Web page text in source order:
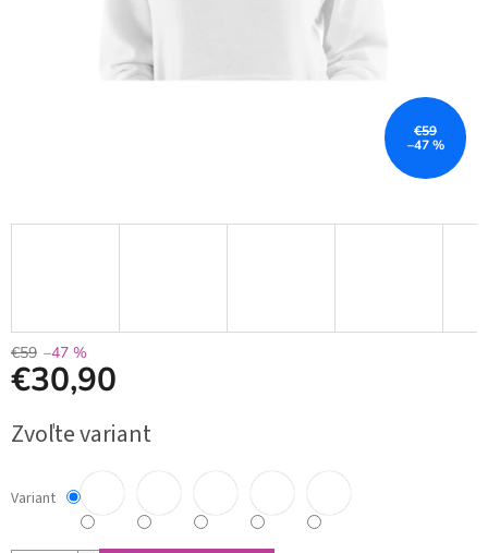
€59
–47 %
€59 –47 %
€30,90
cena:
Zvoľte variant
Variant